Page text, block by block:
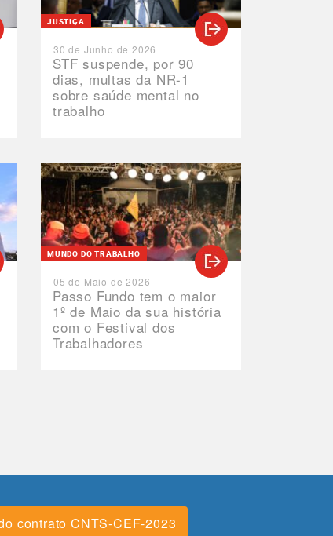
STF suspende, por 90
dias, multas da NR-1
sobre saúde mental no
trabalho
JUSTIÇA
30 de Junho de 2026
Passo Fundo tem o maior
1º de Maio da sua história
com o Festival dos
Trabalhadores
MUNDO DO TRABALHO
05 de Maio de 2026
contrato CNTS-CEF-2023